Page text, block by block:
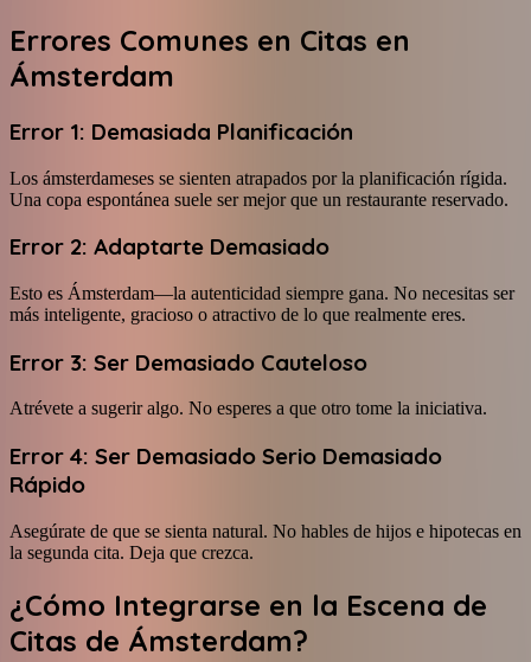
Errores Comunes en Citas en
Ámsterdam
Error 1: Demasiada Planificación
Los ámsterdameses se sienten atrapados por la planificación rígida.
Una copa espontánea suele ser mejor que un restaurante reservado.
Error 2: Adaptarte Demasiado
Esto es Ámsterdam—la autenticidad siempre gana. No necesitas ser
más inteligente, gracioso o atractivo de lo que realmente eres.
Error 3: Ser Demasiado Cauteloso
Atrévete a sugerir algo. No esperes a que otro tome la iniciativa.
Error 4: Ser Demasiado Serio Demasiado
Rápido
Asegúrate de que se sienta natural. No hables de hijos e hipotecas en
la segunda cita. Deja que crezca.
¿Cómo Integrarse en la Escena de
Citas de Ámsterdam?